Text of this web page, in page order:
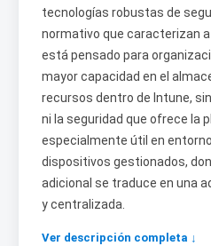
tecnologías robustas de
normativo que caracterizan
está pensado para
mayor capacidad en el
recursos dentro de Intune,
ni la seguridad que ofrece la
especialmente útil en
dispositivos gestionados,
adicional se traduce en una
y centralizada.
Ver descripción completa ↓